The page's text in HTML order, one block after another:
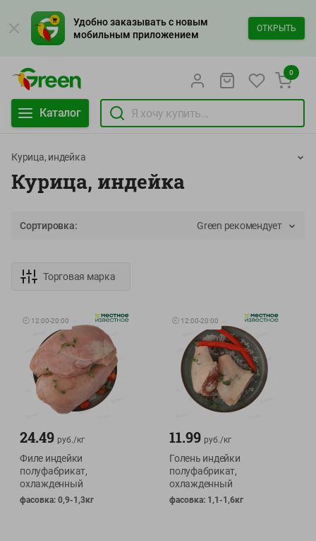
Удобно заказывать с новым
мобильным приложением
ОТКРЫТЬ
Каталог
0
Курица, индейка
Курица, индейка
Сортировка: Green рекомендует
Торговая марка
🕘 12:00-20:00
24.49 руб./кг
Филе индейки
полуфабрикат,
охлажденный
фасовка: 0,9-1,3кг
🕘 12:00-20:00
11.99 руб./кг
Голень индейки
полуфабрикат,
охлажденный
фасовка: 1,1-1,6кг